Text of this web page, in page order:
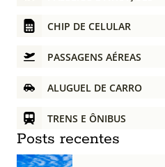
CHIP DE CELULAR
PASSAGENS AÉREAS
ALUGUEL DE CARRO
TRENS E ÔNIBUS
Posts recentes